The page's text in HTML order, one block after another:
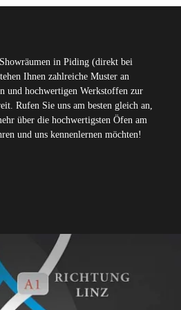
in Piding (direkt bei
Ihnen zahlreiche Muster an
und hochwertigen Werkstoffen zur
Rufen Sie uns am besten gleich an,
über die hochwertigsten Öfen am
und uns kennenlernen möchten!